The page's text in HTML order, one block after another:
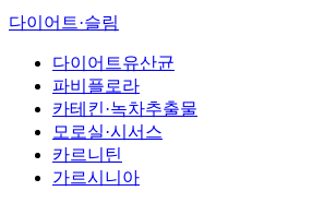
다이어트·슬림
다이어트유산균
파비플로라
카테킨·녹차추출물
모로실·시서스
카르니틴
가르시니아